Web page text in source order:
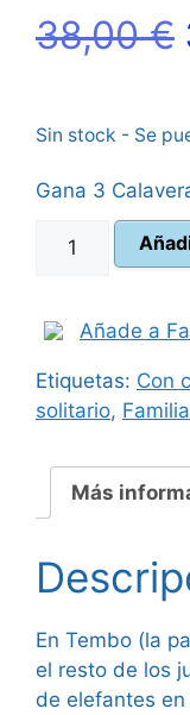
38,00€
Sin stock - Se
Gana 3
Tembo
cantidad
Añade a
Etiquetas: Con
solitario,
Más
En Tembo (la
el resto de los
de elefantes